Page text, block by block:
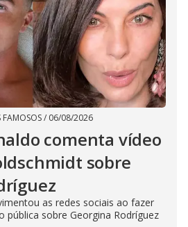
FAMOSOS/ 06/08/2026
comenta vídeo
sobre
as redes sociais ao fazer
pública sobre Georgina Rodríguez